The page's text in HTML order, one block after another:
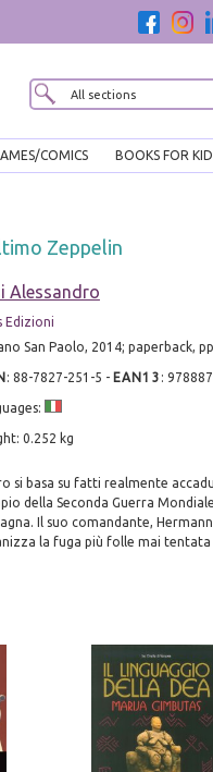
COMICS BOOKS FOR
Zeppelin
Alessandro
Edizioni
San Paolo, 2014; paperback,
: 88-7827-251-5 - EAN13 :
0.252 kg
si basa su fatti realmente
della Seconda Guerra
Il suo comandante,
la fuga più folle mai tentata